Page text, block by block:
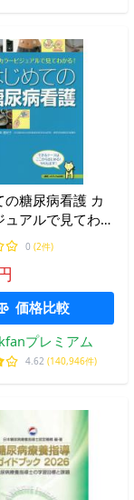
の糖尿病看護 カ
ュアルで見てわか
好子
0 (2件)
価格比較
プレミアム
4.62 (140,946件)